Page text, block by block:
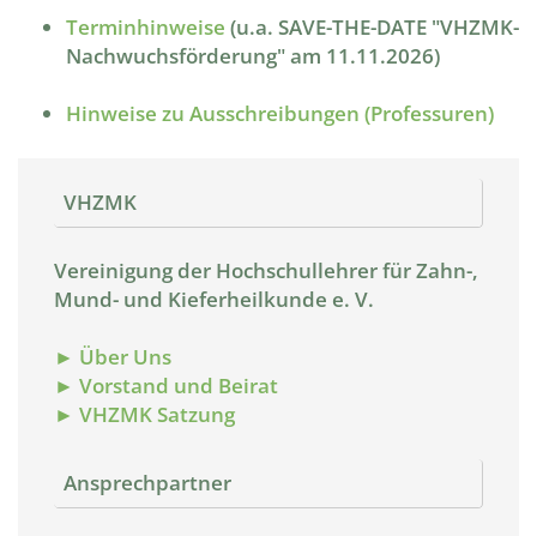
Terminhinweise (u.a. SAVE-THE-DATE "VHZMK-
Nachwuchsförderung" am 11.11.2026)
Hinweise zu Ausschreibungen (Professuren)
VHZMK
Vereinigung der Hochschullehrer für Zahn-,
Mund- und Kieferheilkunde e. V.
► Über Uns
► Vorstand und Beirat
► VHZMK Satzung
Ansprechpartner